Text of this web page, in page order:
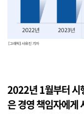
2022년 1월부터 시
은 경영 책임자에게